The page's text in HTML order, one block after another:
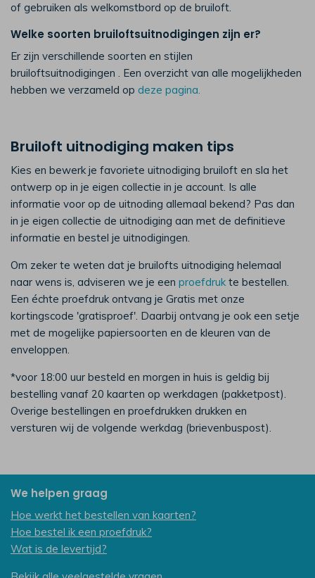
of gebruiken als welkomstbord op de bruiloft.
Welke soorten bruiloftsuitnodigingen zijn er?
Er zijn verschillende soorten en stijlen
bruiloftsuitnodigingen . Een overzicht van alle mogelijkheden
hebben we verzameld op deze pagina.
Bruiloft uitnodiging maken tips
Kies en bewerk je favoriete uitnodiging bruiloft en sla het
ontwerp op in je eigen collectie in je account. Is alle
informatie voor op de uitnoding allemaal bekend? Pas dan
in je eigen collectie de uitnodiging aan met de definitieve
informatie en bestel je uitnodigingen.
Om zeker te weten dat je bruilofts uitnodiging helemaal
naar wens is, adviseren we je een proefdruk te bestellen.
Een échte proefdruk ontvang je Gratis met onze
kortingscode 'gratisproef'. Daarbij ontvang je ook een setje
met de mogelijke papiersoorten en de kleuren van de
enveloppen.
*voor 18:00 uur besteld en morgen in huis is geldig bij
bestelling vanaf 20 kaarten op werkdagen (pakketpost).
Overige bestellingen en proefdrukken drukken en
versturen wij de volgende werkdag (brievenbuspost).
We helpen graag
Hoe werkt het bestellen van kaarten?
Hoe bestel ik een proefdruk?
Wat is de levertijd?